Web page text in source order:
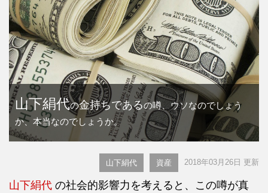
山下絹代の金持ちであるの噂、ウソなのでしょう
か、本当なのでしょうか。
山下絹代 資産 2018年03月26日 更新
山下絹代 の社会的影響力を考えると、この噂が真